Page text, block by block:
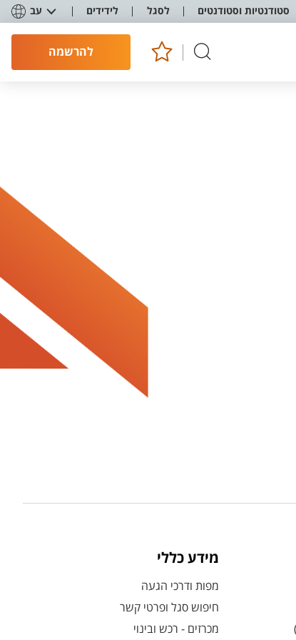
סטודנטיות וסטודנטים לסגל לידידים עב
להרשמה
מידע כללי
מפות ודרכי הגעה
חיפוש סגל ופרטי קשר
מכרזים - רכש ובינוי